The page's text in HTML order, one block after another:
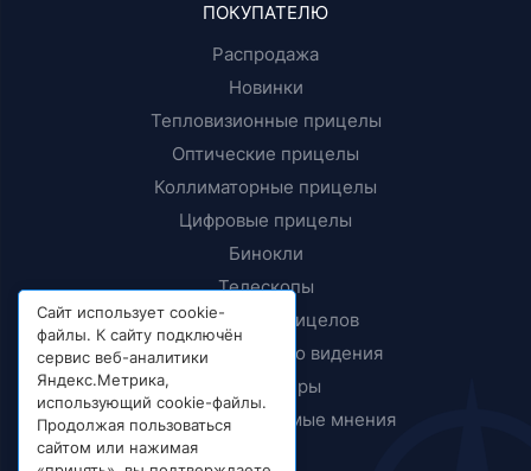
ПОКУПАТЕЛЮ
Распродажа
Новинки
Тепловизионные прицелы
Оптические прицелы
Коллиматорные прицелы
Цифровые прицелы
Бинокли
Телескопы
Крепления прицелов
Приборы ночного видения
Дальномеры
Тесты и независимые мнения
Сайт использует cookie-
файлы. К сайту подключён
сервис веб-аналитики
Яндекс.Метрика,
использующий cookie-файлы.
Продолжая пользоваться
сайтом или нажимая